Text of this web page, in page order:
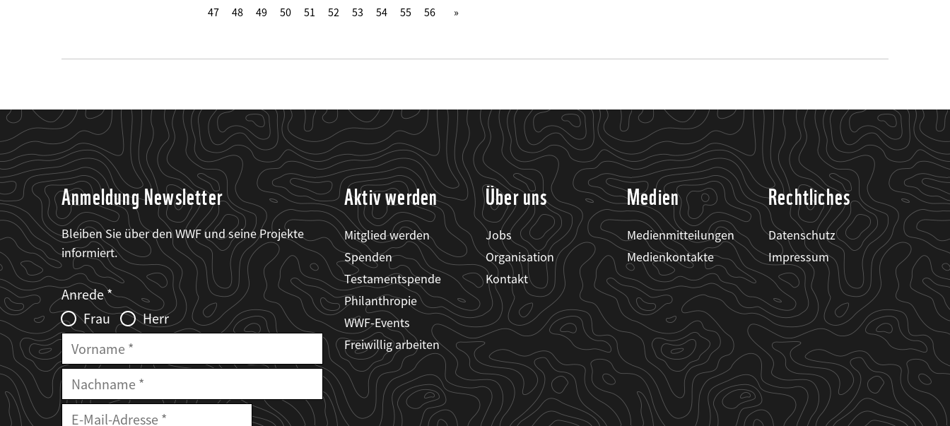
47
48 49 50 51 52 53 54 55 56
Anmeldung Newsletter
Bleiben Sie über den WWF und seine Projekte
informiert.
Web2Case
Infofelder
Fieldset
anrede_name
Anrede
Frau
Herr
Vorname
Nachname
E-
Mailadresse
Aktiv werden
Mitglied werden
Spenden
Testamentspende
Philanthropie
WWF-Events
Freiwillig arbeiten
Über uns
Jobs
Organisation
Kontakt
Medien
Medienmitteilungen
Medienkontakte
Rechtliches
Datenschutz
Impressum